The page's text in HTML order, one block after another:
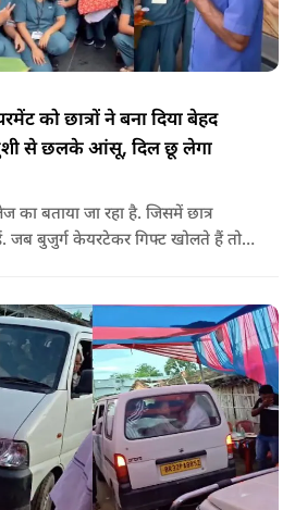
को छात्रों ने बना दिया बेहद
से छलके आंसू, दिल छू लेगा
का बताया जा रहा है. जिसमें छात्र
जब बुजुर्ग केयरटेकर गिफ्ट खोलते हैं तो